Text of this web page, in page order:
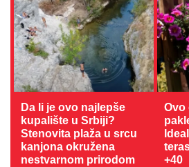
Da li je ovo najlepše
kupalište u Srbiji?
Stenovita plaža u srcu
kanjona okružena
nestvarnom prirodom
Ovo
+40